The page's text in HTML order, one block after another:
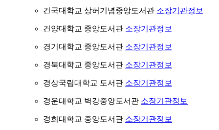
건국대학교 상허기념중앙도서관 소장기관정보
건양대학교 중앙도서관 소장기관정보
경기대학교 중앙도서관 소장기관정보
경북대학교 중앙도서관 소장기관정보
경상국립대학교 도서관 소장기관정보
경운대학교 벽강중앙도서관 소장기관정보
경희대학교 중앙도서관 소장기관정보